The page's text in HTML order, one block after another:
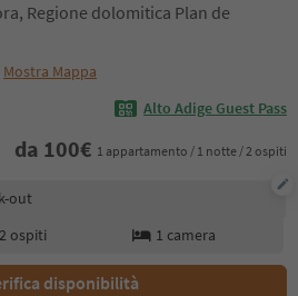
Regione dolomitica Plan de
Mostra Mappa
Alto Adige Guest Pass
da 100€ 1 appartamento / 1 notte / 2 ospiti
out
2 ospiti 1 camera
disponibilità